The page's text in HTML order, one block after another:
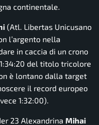
continentale.
(Atl. Libertas Unicusano
l’argento nella
in caccia di un crono
1:34:20 del titolo tricolore
è lontano dalla target
il record europeo
1:32:00).
23 Alexandrina Mihai